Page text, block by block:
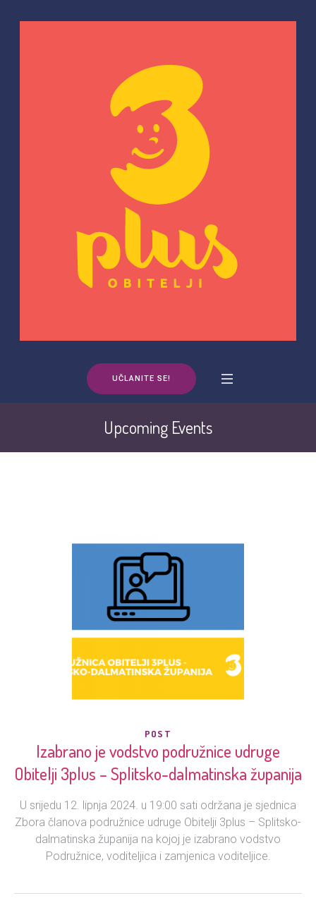
UČLANITE SE!
Upcoming Events
POST
Izabrano je vodstvo podružnice udruge
Obitelji 3plus – Splitsko-dalmatinska županija
U srijedu 12. lipnja 2024. u 19:00 sati održana je sjednica
Zbora članova podružnice udruge Obitelji 3plus – Splitsko-
dalmatinska županija na kojoj je izabrano vodstvo
Podružnice, voditeljica i zamjenica voditeljice.